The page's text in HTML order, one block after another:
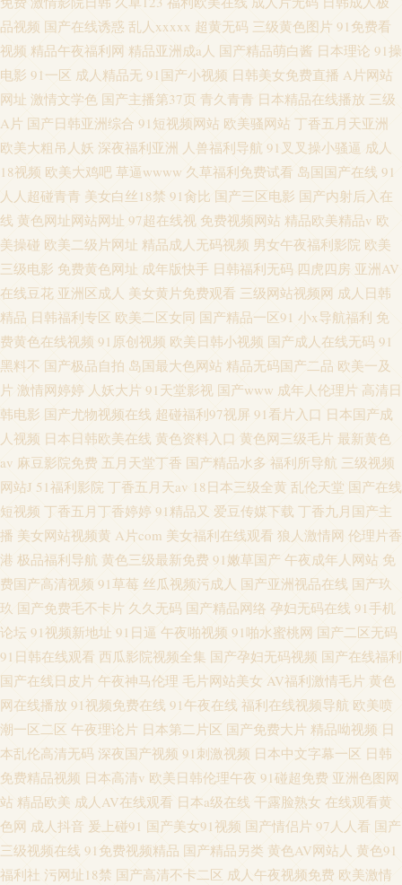
品视频 国产在线诱惑 乱人xxxxx 超黄无码 三级黄色图片 91免费看
视频 精品午夜福利网 精品亚洲成a人 国产精品萌白酱 日本理论 91操
电影 91一区 成人精品无 91国产小视频 日韩美女免费直播 A片网站
网址 激情文学色 国产主播第37页 青久青青 日本精品在线播放 三级
A片 国产日韩亚洲综合 91短视频网站 欧美骚网站 丁香五月天亚洲
欧美大粗吊人妖 深夜福利亚洲 人兽福利导航 91叉叉操小骚逼 成人
18视频 欧美大鸡吧 草逼wwww 久草福利免费试看 岛国国产在线 91
人人超碰青青 美女白丝18禁 91肏比 国产三区电影 国产内射后入在
线 黄色网址网站网址 97超在线视 免费视频网站 精品欧美精品v 欧
美操碰 欧美二级片网址 精品成人无码视频 男女午夜福利影院 欧美
三级电影 免费黄色网址 成年版快手 日韩福利无码 四虎四房 亚洲AV
在线豆花 亚洲区成人 美女黄片免费观看 三级网站视频网 成人日韩
精品 日韩福利专区 欧美二区女同 国产精品一区91 小x导航福利 免
费黄色在线视频 91原创视频 欧美日韩小视频 国产成人在线无码 91
黑料不 国产极品自拍 岛国最大色网站 精品无码国产二品 欧美一及
片 激情网婷婷 人妖大片 91天堂影视 国产www 成年人伦理片 高清日
韩电影 国产尤物视频在线 超碰福利97视屏 91看片入口 日本国产成
人视频 日本日韩欧美在线 黄色资料入口 黄色网三级毛片 最新黄色
av 麻豆影院免费 五月天堂丁香 国产精品水多 福利所导航 三级视频
网站J 51福利影院 丁香五月天av 18日本三级全黄 乱伦天堂 国产在线
短视频 丁香五月丁香婷婷 91精品又 爱豆传媒下载 丁香九月国产主
播 美女网站视频黄 A片com 美女福利在线观看 狼人激情网 伦理片香
港 极品福利导航 黄色三级最新免费 91嫩草国产 午夜成年人网站 免
费国产高清视频 91草莓 丝瓜视频污成人 国产亚洲视品在线 国产玖
玖 国产免费毛不卡片 久久无码 国产精品网络 孕妇无码在线 91手机
论坛 91视频新地址 91日逼 午夜啪视频 91啪水蜜桃网 国产二区无码
91日韩在线观看 西瓜影院视频全集 国产孕妇无码视频 国产在线福利
国产在线日皮片 午夜神马伦理 毛片网站美女 AV福利激情毛片 黄色
网在线播放 91视频免费在线 91午夜在线 福利在线视频导航 欧美喷
潮一区二区 午夜理论片 日本第二片区 国产免费大片 精品呦视频 日
本乱伦高清无码 深夜国产视频 91刺激视频 日本中文字幕一区 日韩
免费精品视频 日本高清v 欧美日韩伦理午夜 91碰超免费 亚洲色图网
站 精品欧美 成人AV在线观看 日本a级在线 干露脸熟女 在线观看黄
色网 成人抖音 爰上碰91 国产美女91视频 国产情侣片 97人人看 国产
三级视频在线 91免费视频精品 国产精品另类 黄色AV网站人 黄色91
福利社 污网址18禁 国产高清不卡二区 成人午夜视频免费 欧美激情